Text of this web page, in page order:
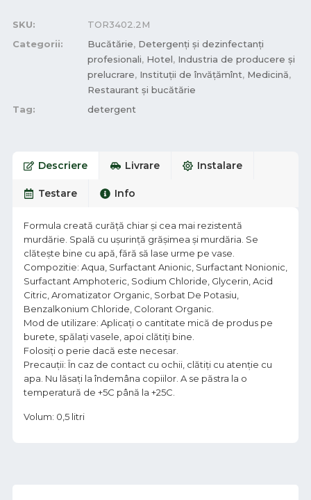
SKU:
TOR3402.2M
Categorii:
Bucătărie, Detergenți și dezinfectanți
profesionali, Hotel, Industria de producere și
prelucrare, Instituții de învățămînt, Medicină,
Restaurant și bucătărie
Tag:
detergent
Descriere Livrare Instalare
Testare Info
Formula creată curăță chiar și cea mai rezistentă
murdărie. Spală cu ușurință grășimea și murdăria. Se
clătește bine cu apă, fără să lase urme pe vase.
Compozitie: Aqua, Surfactant Anionic, Surfactant Nonionic,
Surfactant Amphoteric, Sodium Chloride, Glycerin, Acid
Citric, Aromatizator Organic, Sorbat De Potasiu,
Benzalkonium Chloride, Colorant Organic.
Mod de utilizare: Aplicați o cantitate mică de produs pe
burete, spălați vasele, apoi clătiți bine.
Folosiți o perie dacă este necesar.
Precauții: În caz de contact cu ochii, clătiți cu atenție cu
apa. Nu lăsați la îndemâna copiilor. A se păstra la o
temperatură de +5C până la +25C.
Volum: 0,5 litri